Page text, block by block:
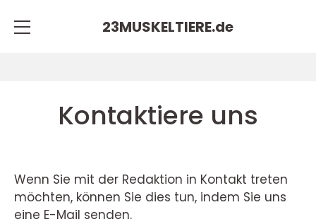
23MUSKELTIERE.de
Kontaktiere uns
Wenn Sie mit der Redaktion in Kontakt treten
möchten, können Sie dies tun, indem Sie uns
eine E-Mail senden.